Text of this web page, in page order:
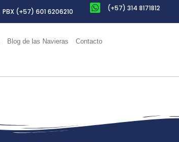
PBX (+57) 601 6206210 (+57) 314 8171812
Blog de las Navieras Contacto